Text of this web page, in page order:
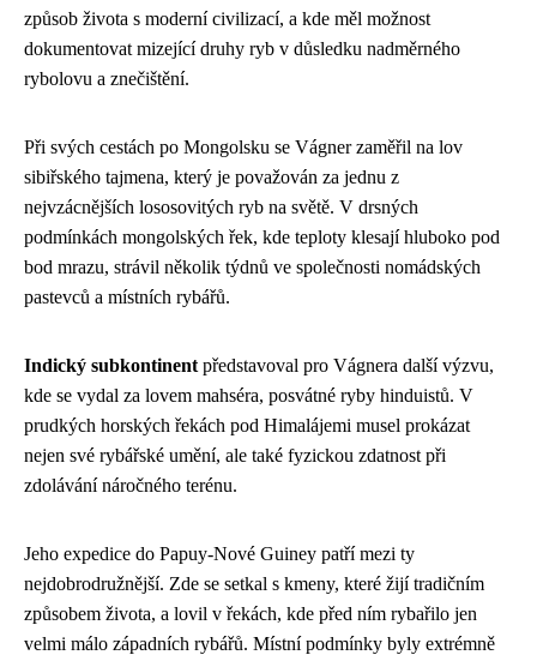
způsob života s moderní civilizací, a kde měl možnost
dokumentovat mizející druhy ryb v důsledku nadměrného
rybolovu a znečištění.
Při svých cestách po Mongolsku se Vágner zaměřil na lov
sibiřského tajmena, který je považován za jednu z
nejvzácnějších lososovitých ryb na světě. V drsných
podmínkách mongolských řek, kde teploty klesají hluboko pod
bod mrazu, strávil několik týdnů ve společnosti nomádských
pastevců a místních rybářů.
Indický subkontinent představoval pro Vágnera další výzvu,
kde se vydal za lovem mahséra, posvátné ryby hinduistů. V
prudkých horských řekách pod Himalájemi musel prokázat
nejen své rybářské umění, ale také fyzickou zdatnost při
zdolávání náročného terénu.
Jeho expedice do Papuy-Nové Guiney patří mezi ty
nejdobrodružnější. Zde se setkal s kmeny, které žijí tradičním
způsobem života, a lovil v řekách, kde před ním rybařilo jen
velmi málo západních rybářů. Místní podmínky byly extrémně